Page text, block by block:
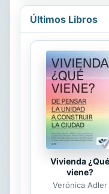
an
Últimos Libros
Vivienda ¿Qué
viene?
Verónica Adler